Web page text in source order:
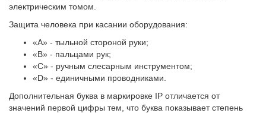
электрическим томом.
Защита человека при касании оборудования:
«A» - тыльной стороной руки;
«B» - пальцами рук;
«C» - ручным слесарным инструментом;
«D» - единичными проводниками.
Дополнительная буква в маркировке IP отличается от
значений первой цифры тем, что буква показывает степень